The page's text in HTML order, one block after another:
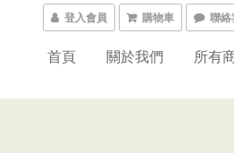
登入會員 購物車 聯絡
首頁 關於我們 所有